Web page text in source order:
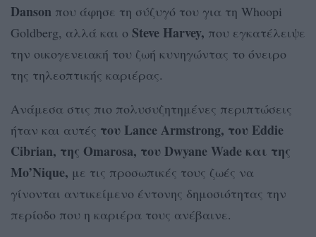
Danson που άφησε τη σύζυγό του για τη Whoopi
Goldberg, αλλά και ο Steve Harvey, που εγκατέλειψε
την οικογενειακή του ζωή κυνηγώντας το όνειρο
της τηλεοπτικής καριέρας.
Ανάμεσα στις πιο πολυσυζητημένες περιπτώσεις
ήταν και αυτές του Lance Armstrong, του Eddie
Cibrian, της Omarosa, του Dwyane Wade και της
Mo’Nique, με τις προσωπικές τους ζωές να
γίνονται αντικείμενο έντονης δημοσιότητας την
περίοδο που η καριέρα τους ανέβαινε.